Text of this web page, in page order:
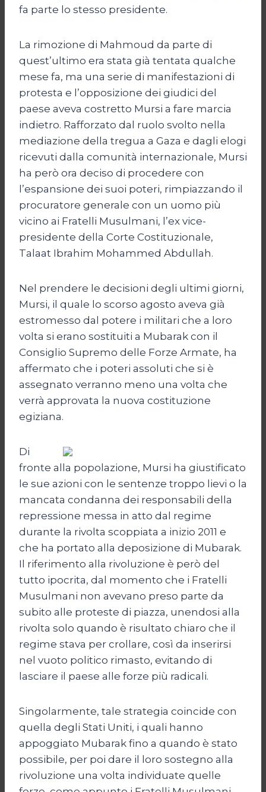
fa parte lo stesso presidente.
La rimozione di Mahmoud da parte di
quest’ultimo era stata già tentata qualche
mese fa, ma una serie di manifestazioni di
protesta e l’opposizione dei giudici del
paese aveva costretto Mursi a fare marcia
indietro. Rafforzato dal ruolo svolto nella
mediazione della tregua a Gaza e dagli elogi
ricevuti dalla comunità internazionale, Mursi
ha però ora deciso di procedere con
l’espansione dei suoi poteri, rimpiazzando il
procuratore generale con un uomo più
vicino ai Fratelli Musulmani, l’ex vice-
presidente della Corte Costituzionale,
Talaat Ibrahim Mohammed Abdullah.
Nel prendere le decisioni degli ultimi giorni,
Mursi, il quale lo scorso agosto aveva già
estromesso dal potere i militari che a loro
volta si erano sostituiti a Mubarak con il
Consiglio Supremo delle Forze Armate, ha
affermato che i poteri assoluti che si è
assegnato verranno meno una volta che
verrà approvata la nuova costituzione
egiziana.
Di
fronte alla popolazione, Mursi ha giustificato
le sue azioni con le sentenze troppo lievi o la
mancata condanna dei responsabili della
repressione messa in atto dal regime
durante la rivolta scoppiata a inizio 2011 e
che ha portato alla deposizione di Mubarak.
Il riferimento alla rivoluzione è però del
tutto ipocrita, dal momento che i Fratelli
Musulmani non avevano preso parte da
subito alle proteste di piazza, unendosi alla
rivolta solo quando è risultato chiaro che il
regime stava per crollare, così da inserirsi
nel vuoto politico rimasto, evitando di
lasciare il paese alle forze più radicali.
Singolarmente, tale strategia coincide con
quella degli Stati Uniti, i quali hanno
appoggiato Mubarak fino a quando è stato
possibile, per poi dare il loro sostegno alla
rivoluzione una volta individuate quelle